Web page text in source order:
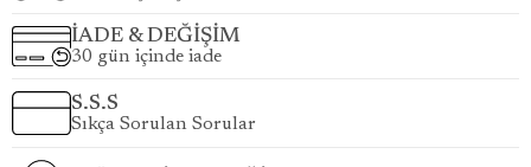
İADE & DEĞİŞİM
30 gün içinde iade
S.S.S
Sıkça Sorulan Sorular